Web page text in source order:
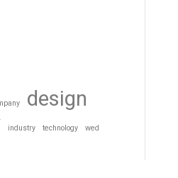
design
industry technology wed